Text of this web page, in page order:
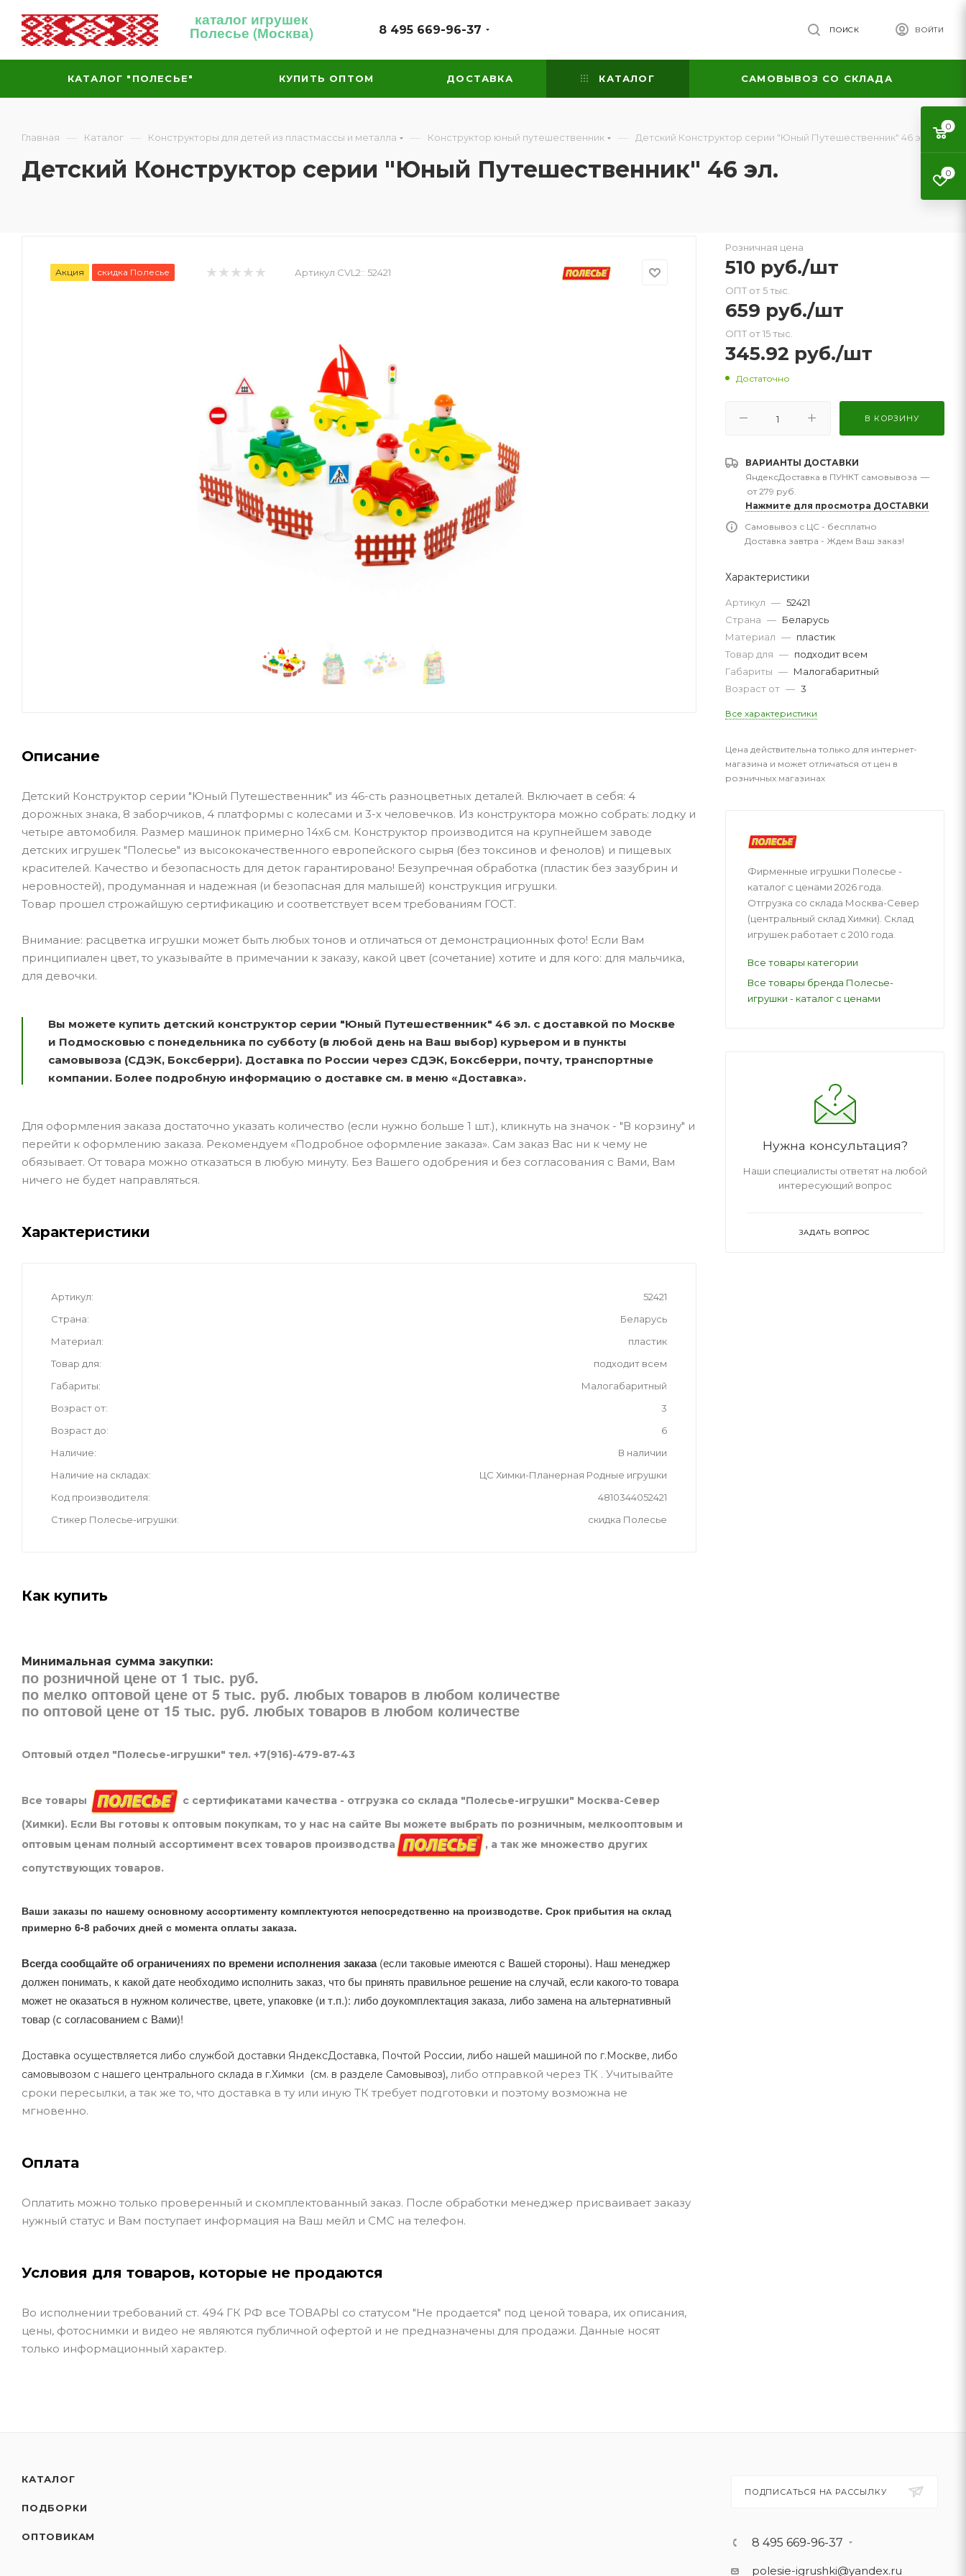
каталог игрушек
Полесье (Москва) 8 495 669-96-37 ВОЙТИ
ПОИСК
КАТАЛОГ "ПОЛЕСЬЕ" КУПИТЬ ОПТОМ ДОСТАВКА КАТАЛОГ САМОВЫВОЗ СО СКЛАДА
Главная — Каталог — Конструкторы для детей из пластмассы и металла — Конструктор юный путешественник — Детский Конструктор серии "Юный Путешественник" 46 эл.
Детский Конструктор серии "Юный Путешественник" 46 эл.
Акция скидка Полесье Артикул CVL2:: 52421
Описание
Детский Конструктор серии "Юный Путешественник" из 46-сть разноцветных деталей. Включает в себя: 4
дорожных знака, 8 заборчиков, 4 платформы с колесами и 3-х человечков. Из конструктора можно собрать: лодку и
четыре автомобиля. Размер машинок примерно 14х6 см. Конструктор производится на крупнейшем заводе
детских игрушек "Полесье" из высококачественного европейского сырья (без токсинов и фенолов) и пищевых
красителей. Качество и безопасность для деток гарантировано! Безупречная обработка (пластик без зазубрин и
неровностей), продуманная и надежная (и безопасная для малышей) конструкция игрушки.
Товар прошел строжайшую сертификацию и соответствует всем требованиям ГОСТ.
Внимание: расцветка игрушки может быть любых тонов и отличаться от демонстрационных фото! Если Вам
принципиален цвет, то указывайте в примечании к заказу, какой цвет (сочетание) хотите и для кого: для мальчика,
для девочки.
Вы можете купить детский конструктор серии "Юный Путешественник" 46 эл. с доставкой по Москве
и Подмосковью с понедельника по субботу (в любой день на Ваш выбор) курьером и в пункты
самовывоза (СДЭК, Боксберри). Доставка по России через СДЭК, Боксберри, почту, транспортные
компании. Более подробную информацию о доставке см. в меню «Доставка».
Для оформления заказа достаточно указать количество (если нужно больше 1 шт.), кликнуть на значок - "В корзину" и
перейти к оформлению заказа. Рекомендуем «Подробное оформление заказа». Сам заказ Вас ни к чему не
обязывает. От товара можно отказаться в любую минуту. Без Вашего одобрения и без согласования с Вами, Вам
ничего не будет направляться.
Характеристики
Артикул
52421
Страна
Беларусь
Материал
пластик
Товар для
подходит всем
Габариты
Малогабаритный
Возраст от
3
Возраст до
6
Наличие
В наличии
Наличие на складах
ЦС Химки-Планерная Родные игрушки
Код производителя
4810344052421
Стикер Полесье-игрушки
скидка Полесье
Как купить
Минимальная сумма закупки:
по розничной цене от 1 тыс. руб.
по мелко оптовой цене от 5 тыс. руб. любых товаров в любом количестве
по оптовой цене от 15 тыс. руб. любых товаров в любом количестве
Оптовый отдел "Полесье-игрушки" тел. +7(916)-479-87-43
Все товары
с сертификатами качества - отгрузка со склада "Полесье-игрушки" Москва-Север
(Химки). Если Вы готовы к оптовым покупкам, то у нас на сайте Вы можете выбрать по розничным, мелкооптовым и
оптовым ценам полный ассортимент всех товаров производства
, а так же множество других
сопутствующих товаров.
Ваши заказы по нашему основному ассортименту комплектуются непосредственно на производстве. Срок прибытия на склад
примерно 6-8 рабочих дней с момента оплаты заказа.
Всегда сообщайте об ограничениях по времени исполнения заказа(если таковые имеются с Вашей стороны). Наш менеджер
должен понимать, к какой дате необходимо исполнить заказ, что бы принять правильное решение на случай, если какого-то товара
может не оказаться в нужном количестве, цвете, упаковке (и т.п.): либо доукомплектация заказа, либо замена на альтернативный
товар (с согласованием с Вами)!
Доставка осуществляется либо службой доставки ЯндексДоставка, Почтой России, либо нашей машиной по г.Москве, либо
самовывозом с нашего центрального склада в г.Химки (см. в разделе Самовывоз), либо отправкой через ТК . Учитывайте
сроки пересылки, а так же то, что доставка в ту или иную ТК требует подготовки и поэтому возможна не
мгновенно.
Оплата
Оплатить можно только проверенный и скомплектованный заказ. После обработки менеджер присваивает заказу
нужный статус и Вам поступает информация на Ваш мейл и СМС на телефон.
Условия для товаров, которые не продаются
Во исполнении требований ст. 494 ГК РФ все ТОВАРЫ со статусом "Не продается" под ценой товара, их описания,
цены, фотоснимки и видео не являются публичной офертой и не предназначены для продажи. Данные носят
только информационный характер.
Розничная цена
510 руб./шт
ОПТ от 5 тыс.
659 руб./шт
ОПТ от 15 тыс.
345.92 руб./шт
Достаточно
В КОРЗИНУ
ВАРИАНТЫ ДОСТАВКИ
ЯндексДоставка в ПУНКТ самовывоза —
от 279 руб.
Нажмите для просмотра ДОСТАВКИ
Самовывоз с ЦС - бесплатно
Доставка завтра - Ждем Ваш заказ!
Характеристики
Артикул — 52421
Страна — Беларусь
Материал — пластик
Товар для — подходит всем
Габариты — Малогабаритный
Возраст от — 3
Все характеристики
Цена действительна только для интернет-
магазина и может отличаться от цен в
розничных магазинах
Фирменные игрушки Полесье -
каталог с ценами 2026 года.
Отгрузка со склада Москва-Север
(центральный склад Химки). Склад
игрушек работает с 2010 года.
Все товары категории
Все товары бренда Полесье-
игрушки - каталог с ценами
Нужна консультация?
Наши специалисты ответят на любой
интересующий вопрос
ЗАДАТЬ ВОПРОС
КАТАЛОГ
ПОДБОРКИ
ОПТОВИКАМ
ПОДПИСАТЬСЯ НА РАССЫЛКУ
8 495 669-96-37
polesie-igrushki@yandex.ru
0
0